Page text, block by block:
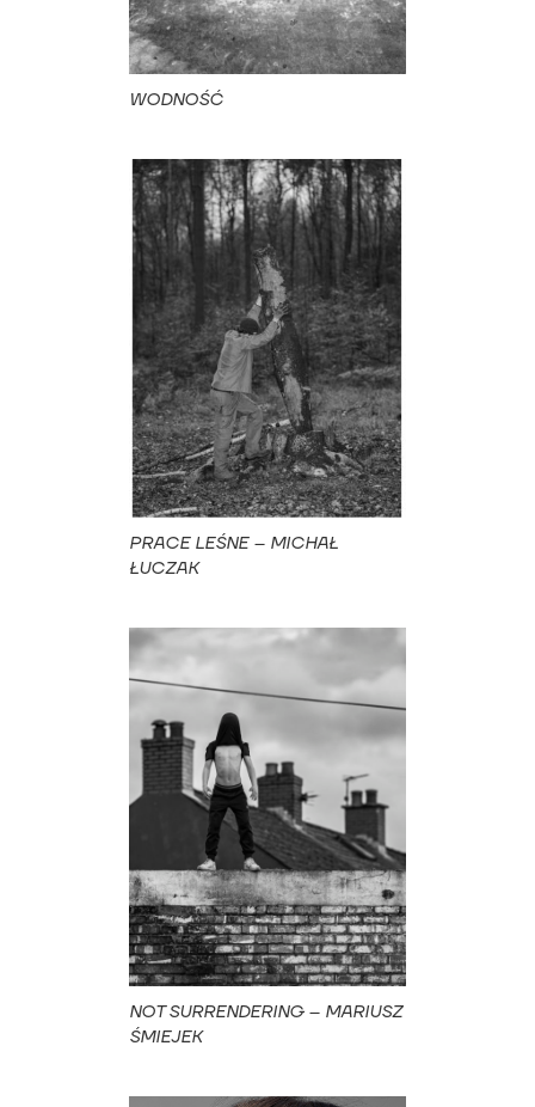
WODNOŚĆ
PRACE LEŚNE – MICHAŁ
ŁUCZAK
NOT SURRENDERING – MARIUSZ
ŚMIEJEK